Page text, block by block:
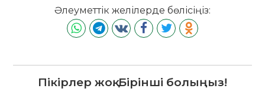
Әлеуметтік желілерде бөлісіңіз:
Пікірлер жоқ. Бірінші болыңыз!